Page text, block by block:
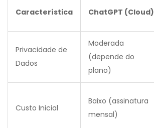
Característica ChatGPT (Cloud)
Privacidade de
Dados
Moderada
(depende do
plano)
Custo Inicial
Baixo (assinatura
mensal)